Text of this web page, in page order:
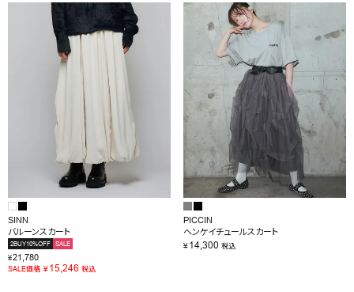
SINN
バルーンスカート
2BUY10%OFF SALE
¥21,780
SALE価格 ¥15,246 税込
PICCIN
ヘンケイチュールスカート
¥14,300 税込